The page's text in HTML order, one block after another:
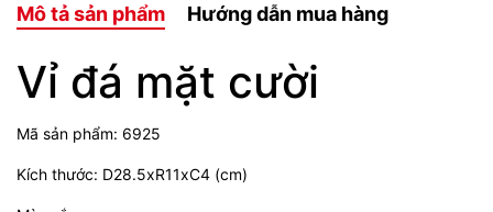
Mô tả sản phẩm Hướng dẫn mua hàng
Vỉ đá mặt cười
Mã sản phẩm: 6925
Kích thước: D28.5xR11xC4 (cm)